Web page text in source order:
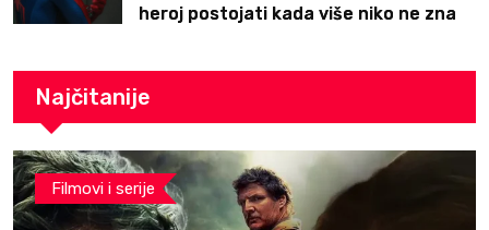
heroj postojati kada više niko ne zna
Najčitanije
Filmovi i serije